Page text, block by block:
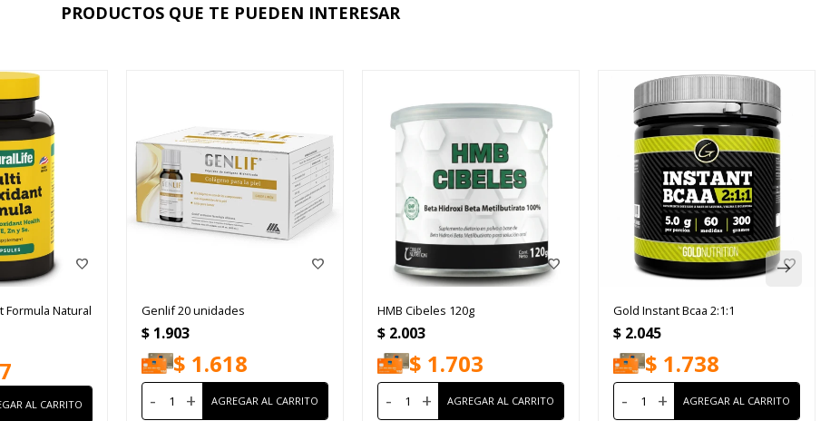
PRODUCTOS QUE TE PUEDEN INTERESAR
Formula Natural
Genlif 20 unidades
$ 1.903
$ 1.618
- +
HMB Cibeles 120g
$ 2.003
$ 1.703
- +
Gold Instant Bcaa 2:1:1
$ 2.045
$ 1.738
- +